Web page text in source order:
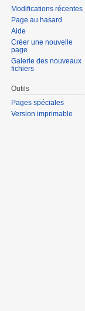
Modifications récentes
Page au hasard
Aide
Créer une nouvelle
page
Galerie des nouveaux
fichiers
Outils
Pages spéciales
Version imprimable